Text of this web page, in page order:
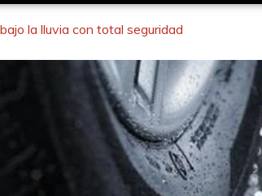
la lluvia con total seguridad